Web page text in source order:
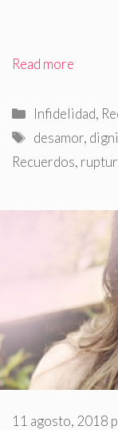
Read more
Categorías
Infidelidad,
Etiquetas
desamor,
Recuerdos,
11 agosto, 2018